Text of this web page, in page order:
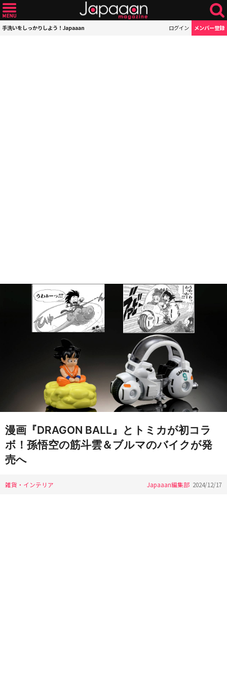
手洗いをしっかりしよう！Japaaan ログイン メンバー登録
漫画『DRAGON BALL』とトミカが初コラ
ボ！孫悟空の筋斗雲＆ブルマのバイクが発
売へ
雑貨・インテリア Japaaan編集部 2024/12/17